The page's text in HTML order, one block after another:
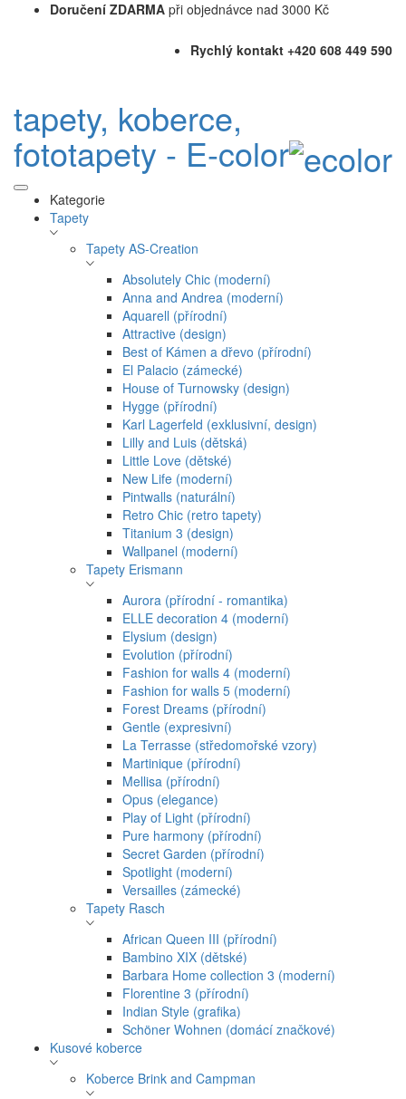
Doručení ZDARMA při objednávce nad 3000 Kč
Rychlý kontakt +420 608 449 590
tapety, koberce,
fototapety - E-color
Kategorie
Tapety
Tapety AS-Creation
Absolutely Chic (moderní)
Anna and Andrea (moderní)
Aquarell (přírodní)
Attractive (design)
Best of Kámen a dřevo (přírodní)
El Palacio (zámecké)
House of Turnowsky (design)
Hygge (přírodní)
Karl Lagerfeld (exklusivní, design)
Lilly and Luis (dětská)
Little Love (dětské)
New Life (moderní)
Pintwalls (naturální)
Retro Chic (retro tapety)
Titanium 3 (design)
Wallpanel (moderní)
Tapety Erismann
Aurora (přírodní - romantika)
ELLE decoration 4 (moderní)
Elysium (design)
Evolution (přírodní)
Fashion for walls 4 (moderní)
Fashion for walls 5 (moderní)
Forest Dreams (přírodní)
Gentle (expresivní)
La Terrasse (středomořské vzory)
Martinique (přírodní)
Mellisa (přírodní)
Opus (elegance)
Play of Light (přírodní)
Pure harmony (přírodní)
Secret Garden (přírodní)
Spotlight (moderní)
Versailles (zámecké)
Tapety Rasch
African Queen III (přírodní)
Bambino XIX (dětské)
Barbara Home collection 3 (moderní)
Florentine 3 (přírodní)
Indian Style (grafika)
Schöner Wohnen (domácí značkové)
Kusové koberce
Koberce Brink and Campman